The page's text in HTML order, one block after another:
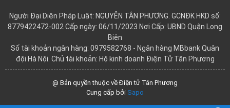
Người Đại Diện Pháp Luật: NGUYỄN TÂN PHƯƠNG. GCNĐK HKD số:
8779422472-002 Cấp ngày: 06/11/2023 Nơi Cấp: UBND Quận Long
Biên
Số tài khoản ngân hàng: 0979582768 - Ngân hàng MBbank Quân
đội Hà Nội. Chủ tài khoản: Hộ kinh doanh Điện Tử Tân Phương
@ Bản quyền thuộc về Điện tử Tân Phương
Cung cấp bởi Sapo